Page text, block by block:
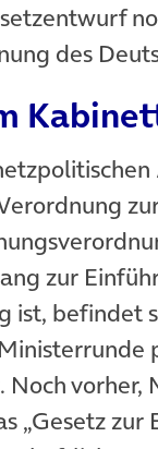
des
zur
ist, befindet
Noch vorher,
„Gesetz